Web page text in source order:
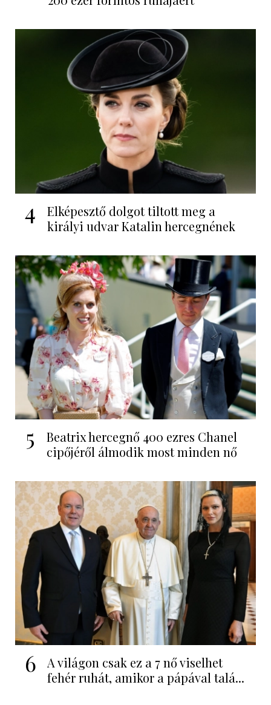
4
Elképesztő dolgot tiltott meg a
királyi udvar Katalin hercegnének
5
Beatrix hercegnő 400 ezres Chanel
cipőjéről álmodik most minden nő
6
A világon csak ez a 7 nő viselhet
fehér ruhát, amikor a pápával talá...